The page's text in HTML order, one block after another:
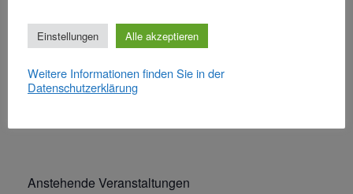
Beitragsnavigation
← Wanderung durch die Ravenna-Schlucht
im…
Anstehende Veranstaltungen
Einstellungen Alle akzeptieren
Weitere Informationen finden Sie in der
Datenschutzerklärung